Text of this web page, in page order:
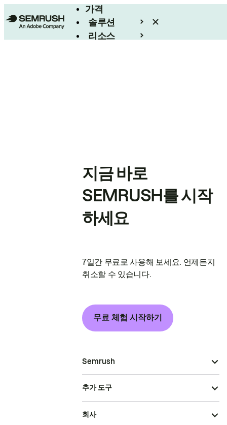
가격
솔루션
리소스
지금 바로
SEMRUSH를 시작
하세요
7일간 무료로 사용해 보세요. 언제든지
취소할 수 있습니다.
무료 체험 시작하기
Semrush
추가 도구
회사